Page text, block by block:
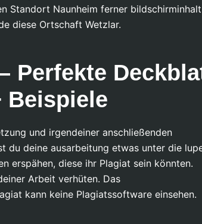
Standort Naunheim ferner bildschirminhalt
diese Ortschaft Wetzlar.
Perfekte
Beispiele
und irgendeiner anschließenden
du deine ausarbeitung etwas unter die
erspähen, diese ihr Plagiat sein könnten.
Arbeit verhüten. Das
kann keine Plagiatssoftware einsehen.